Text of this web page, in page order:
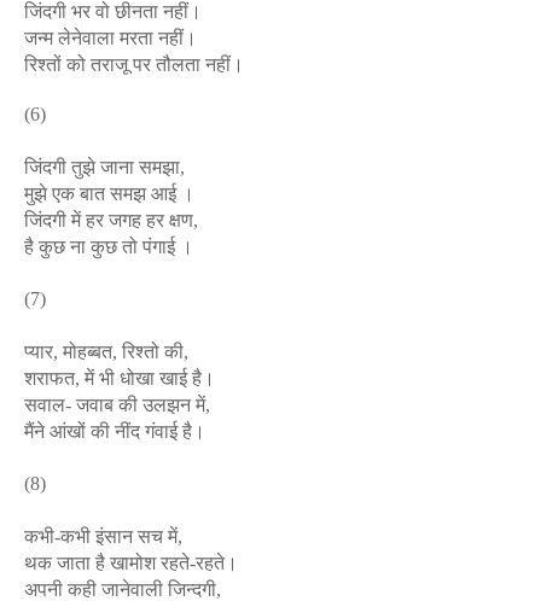
जिंदगी भर वो छीनता नहीं।
जन्म लेनेवाला मरता नहीं।
रिश्तों को तराजू पर तौलता नहीं।
(6)
जिंदगी तुझे जाना समझा,
मुझे एक बात समझ आई ।
जिंदगी में हर जगह हर क्षण,
है कुछ ना कुछ तो पंगाई ।
(7)
प्यार, मोहब्बत, रिश्तो की,
शराफत, में भी धोखा खाई है।
सवाल- जवाब की उलझन में,
मैंने आंखों की नींद गंवाई है।
(8)
कभी-कभी इंसान सच में,
थक जाता है खामोश रहते-रहते।
अपनी कही जानेवाली जिन्दगी,